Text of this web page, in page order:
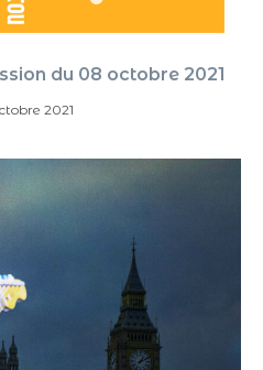
du 08 octobre 2021
2021